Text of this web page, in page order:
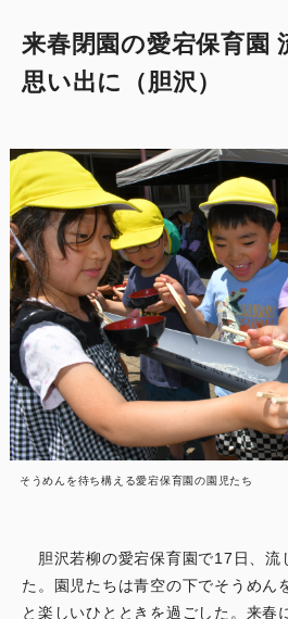
来春閉園の愛宕保育
思い出に（胆沢）
そうめんを待ち構える愛宕保育園の園児たち
胆沢若柳の愛宕保育園で17日、流
た。園児たちは青空の下でそうめん
と楽しいひとときを過ごした。来春